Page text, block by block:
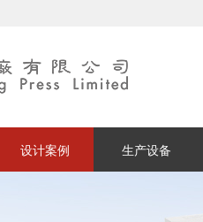
设计案例 生产设备